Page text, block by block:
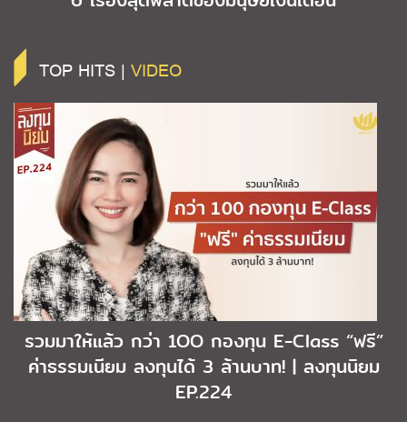
TOP HITS | VIDEO
รวมมาให้แล้ว กว่า 1OO กองทุน E-Class “ฟรี”
ค่าธรรมเนียม ลงทุนได้ 3 ล้านบาท! | ลงทุนนิยม
EP.224